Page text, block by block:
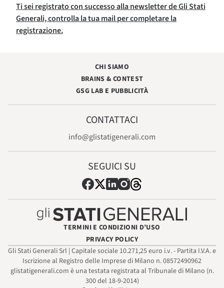
Ti sei registrato con successo alla newsletter de Gli Stati
Generali, controlla la tua mail per completare la
registrazione.
CHI SIAMO
BRAINS & CONTEST
GSG LAB E PUBBLICITÀ
CONTATTACI
info@glistatigenerali.com
SEGUICI SU
TERMINI E CONDIZIONI D’USO
PRIVACY POLICY
Gli Stati Generali Srl | Capitale sociale 10.271,25 euro i.v. - Partita I.V.A. e
Iscrizione al Registro delle Imprese di Milano n. 08572490962
glistatigenerali.com è una testata registrata al Tribunale di Milano (n.
300 del 18-9-2014)